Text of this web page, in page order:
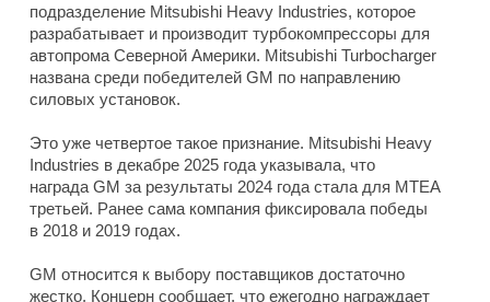
подразделение Mitsubishi Heavy Industries, которое
разрабатывает и производит турбокомпрессоры для
автопрома Северной Америки. Mitsubishi Turbocharger
названа среди победителей GM по направлению
силовых установок.
Это уже четвертое такое признание. Mitsubishi Heavy
Industries в декабре 2025 года указывала, что
награда GM за результаты 2024 года стала для MTEA
третьей. Ранее сама компания фиксировала победы
в 2018 и 2019 годах.
GM относится к выбору поставщиков достаточно
жестко. Концерн сообщает, что ежегодно награждает